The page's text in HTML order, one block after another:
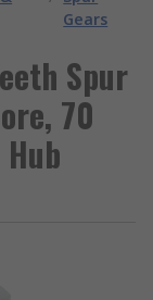
Gears
Spur
70